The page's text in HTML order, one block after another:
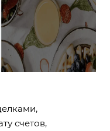
счетов,